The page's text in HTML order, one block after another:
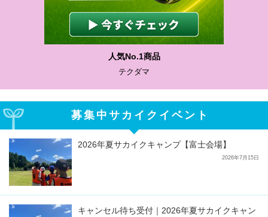
人気No.1商品
テクダマ
募集中サカイクイベント
2026年夏サカイクキャンプ【富士会場】
2026年7月15日
キャンセル待ち受付｜2026年夏サカイクキャン